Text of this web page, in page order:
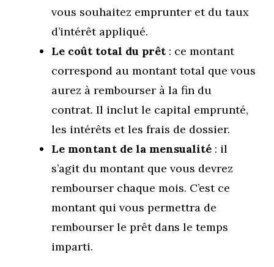
vous souhaitez emprunter et du taux
d’intérêt appliqué.
Le coût total du prêt : ce montant
correspond au montant total que vous
aurez à rembourser à la fin du
contrat. Il inclut le capital emprunté,
les intérêts et les frais de dossier.
Le montant de la mensualité : il
s’agit du montant que vous devrez
rembourser chaque mois. C’est ce
montant qui vous permettra de
rembourser le prêt dans le temps
imparti.